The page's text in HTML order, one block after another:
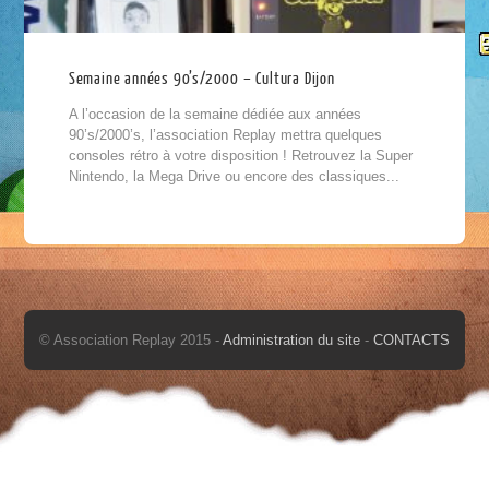
Semaine années 90’s/2000 – Cultura Dijon
A l’occasion de la semaine dédiée aux années
90’s/2000’s, l’association Replay mettra quelques
consoles rétro à votre disposition ! Retrouvez la Super
Nintendo, la Mega Drive ou encore des classiques...
© Association Replay 2015 - Administration du site - CONTACTS